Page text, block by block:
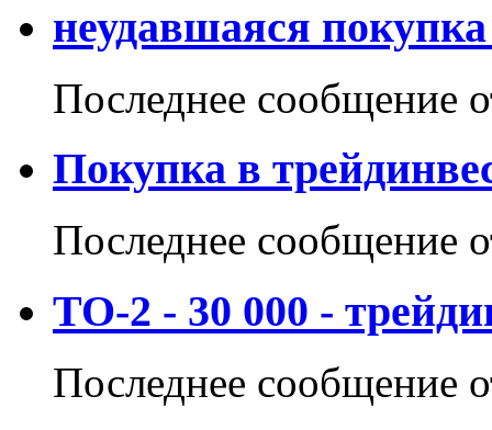
неудавшаяся
Последнее сообщение
Покупка в
Последнее сообщение
ТО-2 - 30 000 -
Последнее сообщение